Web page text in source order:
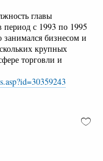
главы
период с 1993 по 1995
бизнесом и
крупных
торговли и